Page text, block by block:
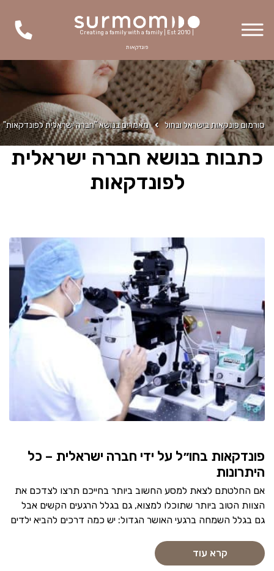
Creating a family with a family | Est 2010 |
פונדקאות
סורמום פונקאות בישראל ובחול מאמרים בנושא "חברה ישראלית לפונדקאות"
כתבות בנושא חברה ישראלית
לפונדקאות
פונדקאות בחו״ל על ידי חברה ישראלית – כל
היתרונות
אם החלטתם לצאת למסע החשוב ביותר בחייכם תרצו לצדכם את
הצוות הטוב ביותר שתוכלו למצוא, גם בגלל הרגעים הקשים אבל
גם בגלל השמחה ברגעי האושר הגדול: יש כמה דרכים להביא ילדים
קרא עוד